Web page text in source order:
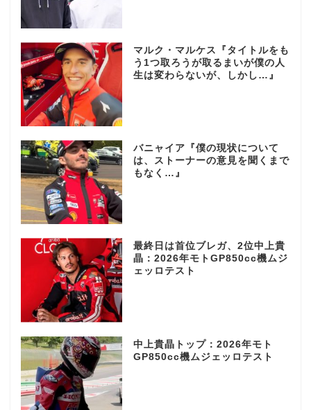
マルク・マルケス『タイトルをも
う1つ取ろうが取るまいが僕の人
生は変わらないが、しかし…』
バニャイア『僕の現状について
は、ストーナーの意見を聞くまで
もなく…』
最終日は首位ブレガ、2位中上貴
晶：2026年モトGP850cc機ムジ
ェッロテスト
中上貴晶トップ：2026年モト
GP850cc機ムジェッロテスト